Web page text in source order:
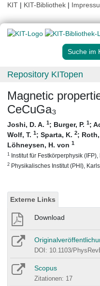
KIT | KIT-Bibliothek |
Suche im
Repository KITopen
Magnetic
CeCuGa₃
Joshi, D. A. 1; Burger, P. 1;
Wolf, T. 1; Sparta, K. 2;
Löhneysen, H. von 1
1 Institut für Festkörperphysik
2 Physikalisches Institut (PHI),
Externe Links
Download
DOI: 10.1103/
Scopus
Zitationen: 17